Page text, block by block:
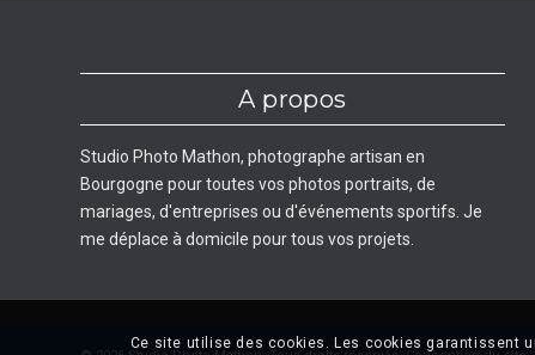
A propos
Studio Photo Mathon, photographe artisan en
Bourgogne pour toutes vos photos portraits, de
mariages, d'entreprises ou d'événements sportifs. Je
me déplace à domicile pour tous vos projets.
Ce site utilise des cookies. Les cookies garantissent